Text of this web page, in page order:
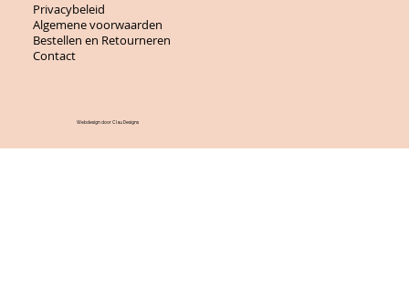
Privacybeleid
Algemene voorwaarden
Bestellen en Retourneren
Contact
Webdesign door Clau Designs